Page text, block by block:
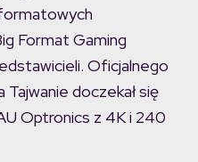
Format Gaming
Oficjalnego
Tajwanie doczekał się
Optronics z 4K i 240